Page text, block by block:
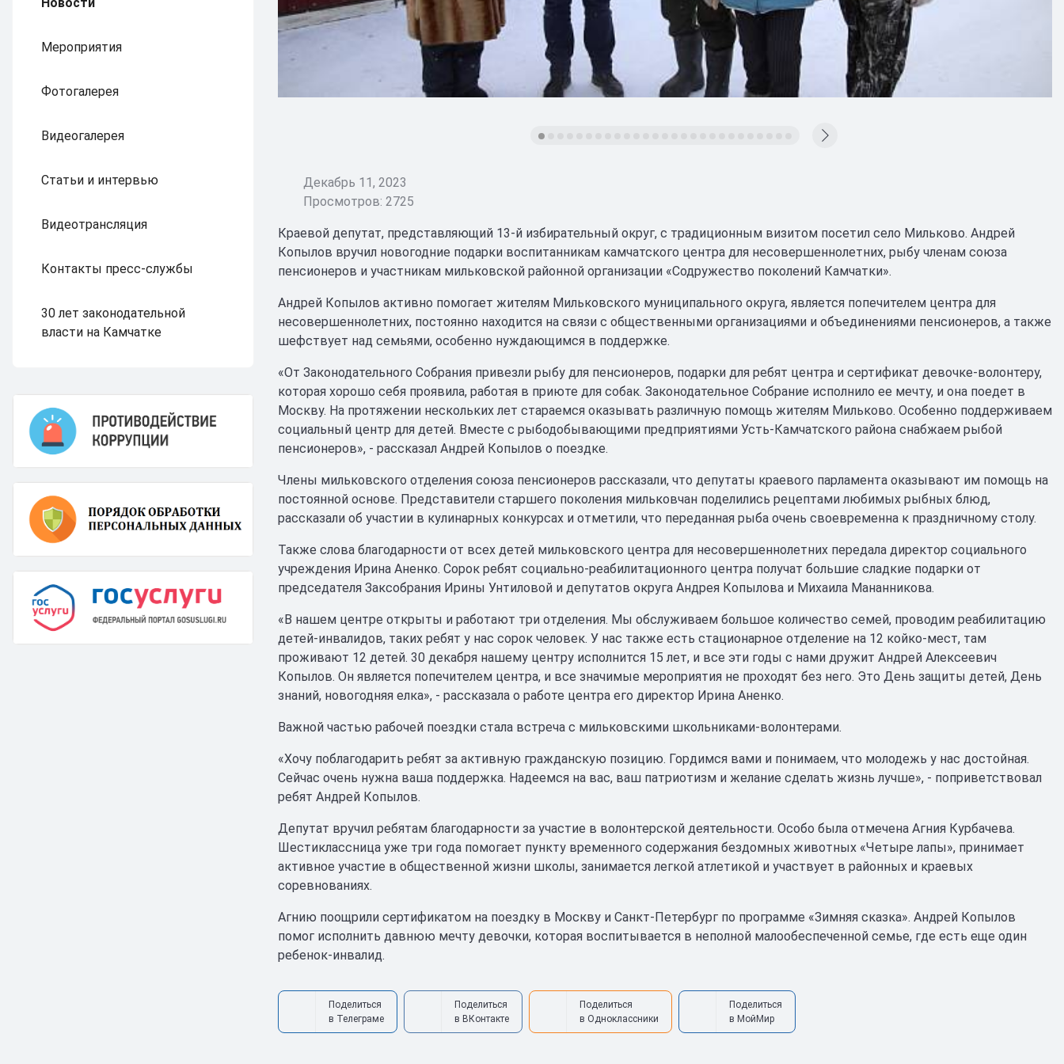
Мероприятия
Фотогалерея
Видеогалерея
Статьи и интервью
Видеотрансляция
Контакты пресс-службы
30 лет законодательной
власти на Камчатке
Декабрь 11, 2023
Просмотров: 2725
Краевой депутат, представляющий 13-й избирательный округ, с традиционным визитом посетил село Мильково. Андрей
Копылов вручил новогодние подарки воспитанникам камчатского центра для несовершеннолетних, рыбу членам союза
пенсионеров и участникам мильковской районной организации «Содружество поколений Камчатки».
Андрей Копылов активно помогает жителям Мильковского муниципального округа, является попечителем центра для
несовершеннолетних, постоянно находится на связи с общественными организациями и объединениями пенсионеров, а также
шефствует над семьями, особенно нуждающимся в поддержке.
«От Законодательного Собрания привезли рыбу для пенсионеров, подарки для ребят центра и сертификат девочке-волонтеру,
которая хорошо себя проявила, работая в приюте для собак. Законодательное Собрание исполнило ее мечту, и она поедет в
Москву. На протяжении нескольких лет стараемся оказывать различную помощь жителям Мильково. Особенно поддерживаем
социальный центр для детей. Вместе с рыбодобывающими предприятиями Усть-Камчатского района снабжаем рыбой
пенсионеров», - рассказал Андрей Копылов о поездке.
Члены мильковского отделения союза пенсионеров рассказали, что депутаты краевого парламента оказывают им помощь на
постоянной основе. Представители старшего поколения мильковчан поделились рецептами любимых рыбных блюд,
рассказали об участии в кулинарных конкурсах и отметили, что переданная рыба очень своевременна к праздничному столу.
Также слова благодарности от всех детей мильковского центра для несовершеннолетних передала директор социального
учреждения Ирина Аненко. Сорок ребят социально-реабилитационного центра получат большие сладкие подарки от
председателя Заксобрания Ирины Унтиловой и депутатов округа Андрея Копылова и Михаила Мананникова.
«В нашем центре открыты и работают три отделения. Мы обслуживаем большое количество семей, проводим реабилитацию
детей-инвалидов, таких ребят у нас сорок человек. У нас также есть стационарное отделение на 12 койко-мест, там
проживают 12 детей. 30 декабря нашему центру исполнится 15 лет, и все эти годы с нами дружит Андрей Алексеевич
Копылов. Он является попечителем центра, и все значимые мероприятия не проходят без него. Это День защиты детей, День
знаний, новогодняя елка», - рассказала о работе центра его директор Ирина Аненко.
Важной частью рабочей поездки стала встреча с мильковскими школьниками-волонтерами.
«Хочу поблагодарить ребят за активную гражданскую позицию. Гордимся вами и понимаем, что молодежь у нас достойная.
Сейчас очень нужна ваша поддержка. Надеемся на вас, ваш патриотизм и желание сделать жизнь лучше», - поприветствовал
ребят Андрей Копылов.
Депутат вручил ребятам благодарности за участие в волонтерской деятельности. Особо была отмечена Агния Курбачева.
Шестиклассница уже три года помогает пункту временного содержания бездомных животных «Четыре лапы», принимает
активное участие в общественной жизни школы, занимается легкой атлетикой и участвует в районных и краевых
соревнованиях.
Агнию поощрили сертификатом на поездку в Москву и Санкт-Петербург по программе «Зимняя сказка». Андрей Копылов
помог исполнить давнюю мечту девочки, которая воспитывается в неполной малообеспеченной семье, где есть еще один
ребенок-инвалид.
Поделиться
в Телеграме
Поделиться
в ВКонтакте
Поделиться
в Одноклассники
Поделиться
в МойМир